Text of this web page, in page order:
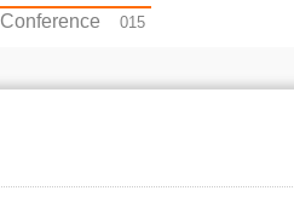
Conference 015